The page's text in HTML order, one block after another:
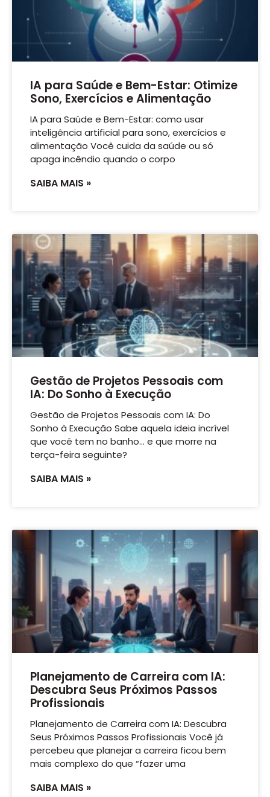
IA para Saúde e Bem-Estar: Otimize
Sono, Exercícios e Alimentação
IA para Saúde e Bem-Estar: como usar
inteligência artificial para sono, exercícios e
alimentação Você cuida da saúde ou só
apaga incêndio quando o corpo
SAIBA MAIS »
Gestão de Projetos Pessoais com
IA: Do Sonho à Execução
Gestão de Projetos Pessoais com IA: Do
Sonho à Execução Sabe aquela ideia incrível
que você tem no banho… e que morre na
terça-feira seguinte?
SAIBA MAIS »
Planejamento de Carreira com IA:
Descubra Seus Próximos Passos
Profissionais
Planejamento de Carreira com IA: Descubra
Seus Próximos Passos Profissionais Você já
percebeu que planejar a carreira ficou bem
mais complexo do que “fazer uma
SAIBA MAIS »